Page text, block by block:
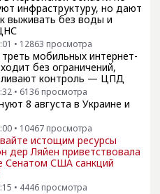
инфраструктуру, но дают
выживать без воды и
• 12863 просмотра
мобильных интернет-
без ограничений,
контроль — ЦПД
• 6136 просмотра
8 августа в Украине и
• 10467 просмотра
истощим ресурсы
дер Ляйен приветствовала
Сенатом США санкций
• 4446 просмотра